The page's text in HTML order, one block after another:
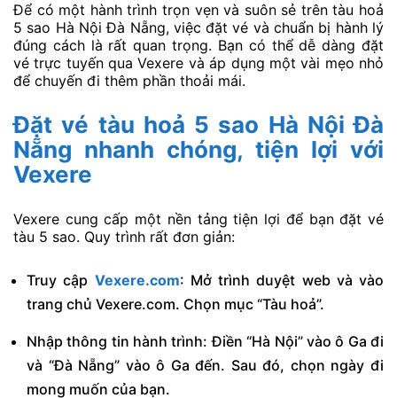
Để có một hành trình trọn vẹn và suôn sẻ trên tàu hoả
5 sao Hà Nội Đà Nẵng, việc đặt vé và chuẩn bị hành lý
đúng cách là rất quan trọng. Bạn có thể dễ dàng đặt
vé trực tuyến qua Vexere và áp dụng một vài mẹo nhỏ
để chuyến đi thêm phần thoải mái.
Đặt vé tàu hoả 5 sao Hà Nội Đà
Nẵng nhanh chóng, tiện lợi với
Vexere
Vexere cung cấp một nền tảng tiện lợi để bạn đặt vé
tàu 5 sao. Quy trình rất đơn giản:
Truy cập Vexere.com: Mở trình duyệt web và vào
trang chủ Vexere.com. Chọn mục “Tàu hoả”.
Nhập thông tin hành trình: Điền “Hà Nội” vào ô Ga đi
và “Đà Nẵng” vào ô Ga đến. Sau đó, chọn ngày đi
mong muốn của bạn.